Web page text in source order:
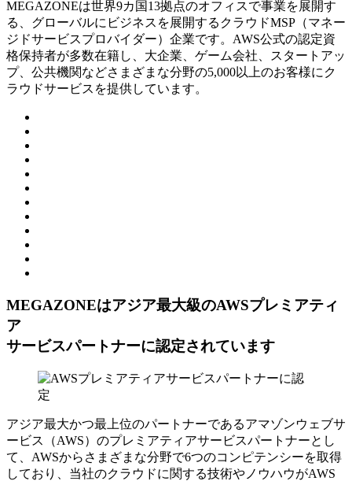
MEGAZONEは世界9カ国13拠点のオフィスで事業を展開す
る、グローバルにビジネスを展開するクラウドMSP（マネー
ジドサービスプロバイダー）企業です。AWS公式の認定資
格保持者が多数在籍し、⼤企業、ゲーム会社、スタートアッ
プ、公共機関などさまざまな分野の5,000以上のお客様にク
ラウドサービスを提供しています。
MEGAZONEはアジア最⼤級のAWSプレミアティ
ア
サービスパートナーに認定されています
アジア最大かつ最上位のパートナーであるアマゾンウェブサ
ービス（AWS）のプレミアティアサービスパートナーとし
て、AWSからさまざまな分野で6つのコンピテンシーを取得
しており、当社のクラウドに関する技術やノウハウがAWS